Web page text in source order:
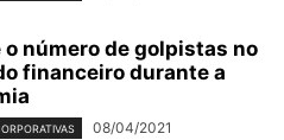
o número de golpistas no
financeiro durante a
08/04/2021